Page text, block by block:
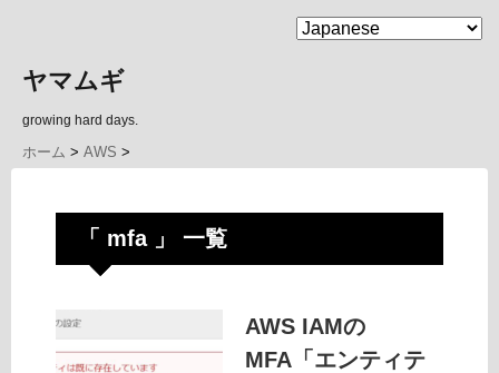
MENU
ヤマムギ
growing hard days.
ホーム > AWS >
「 mfa 」 一覧
AWS IAMの
MFA「エンティテ